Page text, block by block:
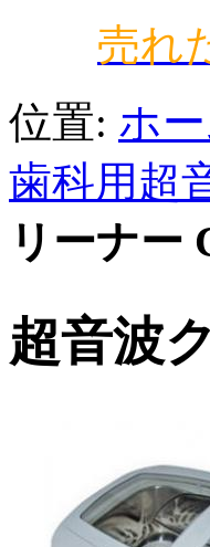
売れ
位置: ホ
歯科用超
リーナー
超音波